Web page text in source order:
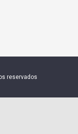
reservados